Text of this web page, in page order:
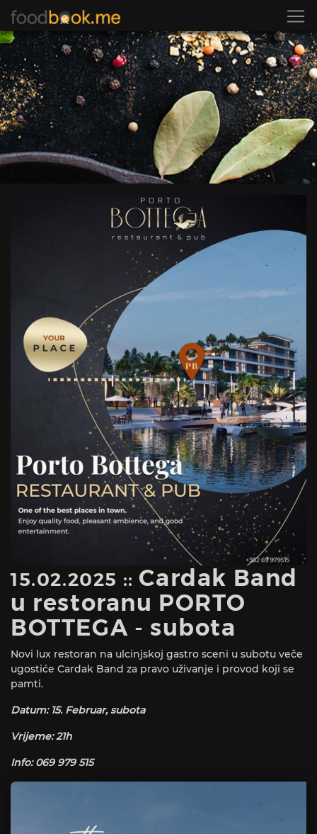
15.02.2025 ::Cardak Band
u restoranu PORTO
BOTTEGA - subota
Novi lux restoran na ulcinjskoj gastro sceni u subotu veče
ugostiće Cardak Band za pravo uživanje i provod koji se
pamti.
Datum: 15. Februar, subota
Vrijeme: 21h
Info: 069 979 515